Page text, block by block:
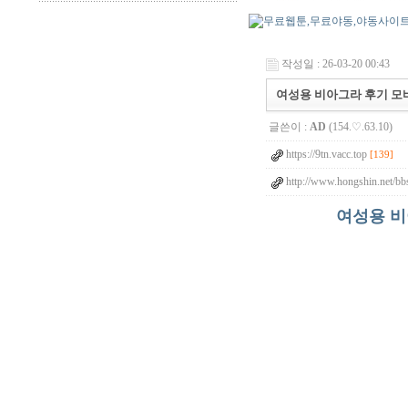
작성일 : 26-03-20 00:43
여성용 비아그라 후기 모
글쓴이 : AD (154.♡.63.10)
https://9tn.vacc.top [139]
http://www.hongshin.net/
여성용